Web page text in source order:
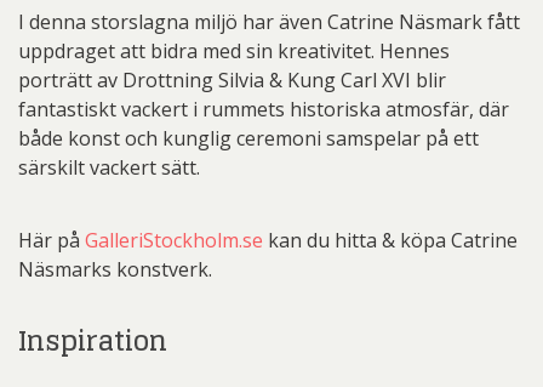
I denna storslagna miljö har även Catrine Näsmark fått
uppdraget att bidra med sin kreativitet. Hennes
porträtt av Drottning Silvia & Kung Carl XVI blir
fantastiskt vackert i rummets historiska atmosfär, där
både konst och kunglig ceremoni samspelar på ett
särskilt vackert sätt.
Här på GalleriStockholm.se kan du hitta & köpa Catrine
Näsmarks konstverk.
Inspiration